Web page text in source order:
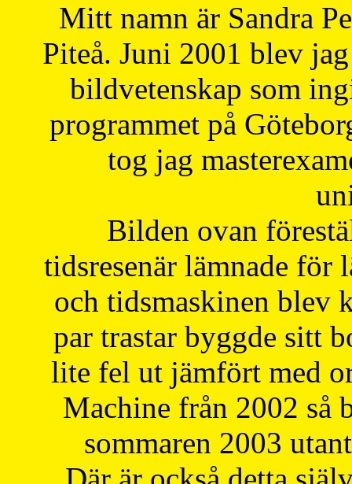
Mitt namn är Sandra
Piteå. Juni 2001 blev
bildvetenskap som
programmet på
tog jag
Bilden ovan
tidsresenär lämnade för
och tidsmaskinen blev
par trastar byggde sitt
lite fel ut jämfört med
Machine från 2002 så
sommaren 2003